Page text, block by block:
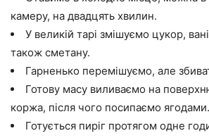
камеру, на двадцять хвилин.
У великій тарі змішуємо цукор,
також сметану.
Гарненько перемішуємо, але
Готову масу виливаємо на
коржа, після чого посипаємо ягодами.
Готується пиріг протягом одне